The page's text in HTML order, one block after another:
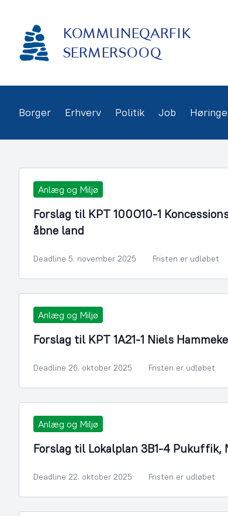
indhold
KOMMUNEQARFIK
SERMERSOOQ
Borger Erhverv Politik Job
Anlæg og Miljø
Forslag til KPT 100O10-1
åbne land
Deadline 5. november 2025 Fristen er udløbet
Anlæg og Miljø
Forslag til KPT 1A21-1 Niels
Deadline 26. oktober 2025 Fristen er udløbet
Anlæg og Miljø
Forslag til Lokalplan 3B1-4 Pukuffik,
Deadline 22. oktober 2025 Fristen er udløbet